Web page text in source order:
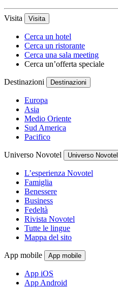
Visita Visita
Cerca un hotel
Cerca un ristorante
Cerca una sala meeting
Cerca un’offerta speciale
Destinazioni Destinazioni
Europa
Asia
Medio Oriente
Sud America
Pacifico
Universo Novotel Universo Novotel
L’esperienza Novotel
Famiglia
Benessere
Business
Fedeltà
Rivista Novotel
Tutte le lingue
Mappa del sito
App mobile App mobile
App iOS
App Android